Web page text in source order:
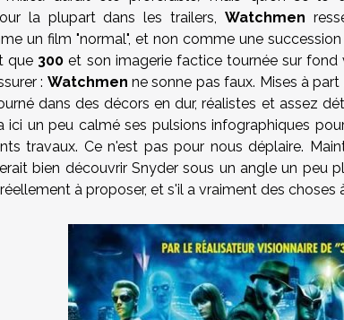
la plupart dans les trailers, Watchmen
un film "normal", et non comme une
que 300 et son imagerie factice tournée sur
: Watchmen ne sonne pas faux. Mises à
dans des décors en dur, réalistes et assez
ici un peu calmé ses pulsions infographiques
travaux. Ce n'est pas pour nous déplaire.
bien découvrir Snyder sous un angle un peu
à proposer, et s'il a vraiment des choses